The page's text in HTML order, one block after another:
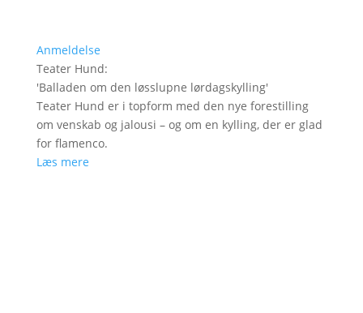
Anmeldelse
Teater Hund:
'Balladen om den løsslupne lørdagskylling'
Teater Hund er i topform med den nye forestilling
om venskab og jalousi – og om en kylling, der er glad
for flamenco.
Læs mere